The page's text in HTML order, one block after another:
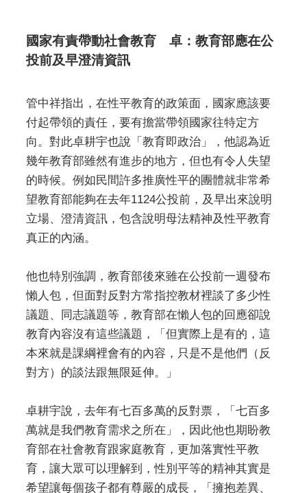
國家有責帶動社會教育 卓：教育部應在公
投前及早澄清資訊
管中祥指出，在性平教育的政策面，國家應該要
付起帶領的責任，要有擔當帶領國家往特定方
向。對此卓耕宇也說「教育即政治」，他認為近
幾年教育部雖然有進步的地方，但也有令人失望
的時候。例如民間許多推廣性平的團體就非常希
望教育部能夠在去年1124公投前，及早出來說明
立場、澄清資訊，包含說明母法精神及性平教育
真正的內涵。
他也特別強調，教育部後來雖在公投前一週發布
懶人包，但面對反對方常指控教材裡談了多少性
議題、同志議題等，教育部在懶人包的回應卻說
教育內容沒有這些議題，「但實際上是有的，這
本來就是課綱裡會有的內容，只是不是他們（反
對方）的談法跟無限延伸。」
卓耕宇說，去年有七百多萬的反對票，「七百多
萬就是我們教育需求之所在」，因此他也期盼教
育部在社會教育跟家庭教育，更加落實性平教
育，讓大眾可以理解到，性別平等的精神其實是
希望讓每個孩子都有尊嚴的成長，「擁抱差異、